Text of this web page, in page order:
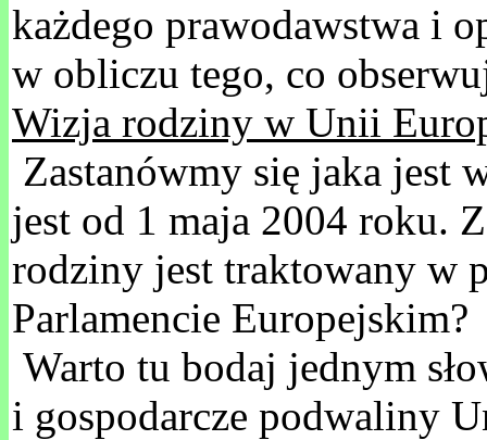
każdego prawodawstwa i
w obliczu tego, co
Wizja rodziny w Unii
Zastanówmy się jaka jest
jest od 1 maja 2004 roku.
rodziny jest traktowany w
Parlamencie Europejskim?
Warto tu bodaj jednym
i gospodarcze podwaliny